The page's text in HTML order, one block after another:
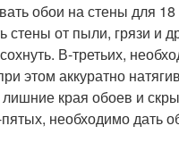
обои на стены для
от пыли, грязи и
В-третьих,
этом аккуратно
края обоев и
необходимо дать